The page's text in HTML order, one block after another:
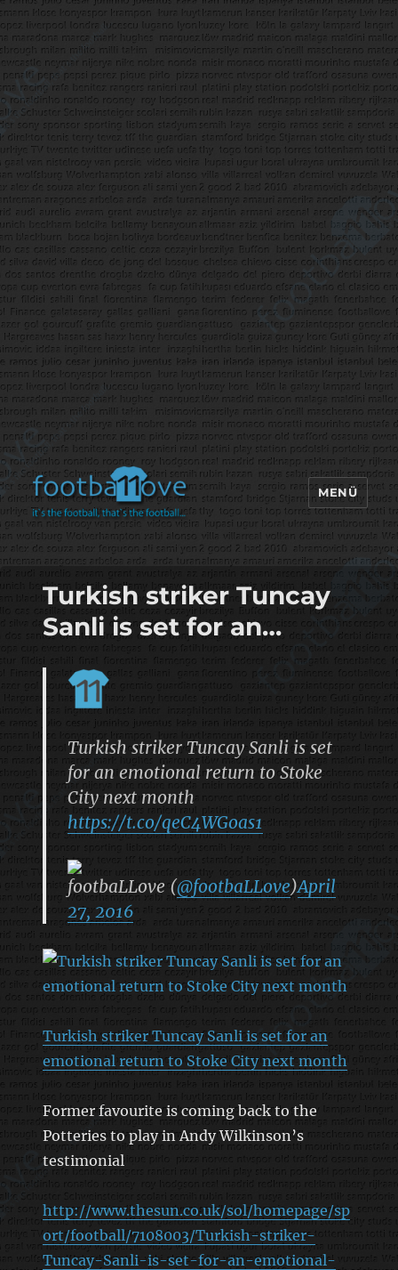
footbaLLove
MENÜ
Turkish striker Tuncay
Sanli is set for an…
Turkish striker Tuncay Sanli is set
for an emotional return to Stoke
City next month
https://t.co/qeC4WGoas1
footbaLLove (@footbaLLove)April
27, 2016
Turkish striker Tuncay Sanli is set for an
emotional return to Stoke City next month
Former favourite is coming back to the
Potteries to play in Andy Wilkinson’s
testimonial
http://www.thesun.co.uk/sol/homepage/sp
ort/football/7108003/Turkish-striker-
Tuncay-Sanli-is-set-for-an-emotional-